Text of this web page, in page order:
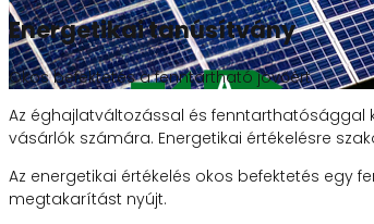
Energetikai tanúsítvány
Okos befektetés a fenntartható jövőért
Az éghajlatváltozással és
vásárlók számára. Energetikai értékelésre
Az energetikai értékelés okos befektetés egy
megtakarítást nyújt.